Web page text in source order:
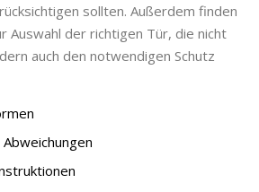
sollten. Außerdem finden
Auswahl der richtigen Tür, die nicht
auch den notwendigen Schutz